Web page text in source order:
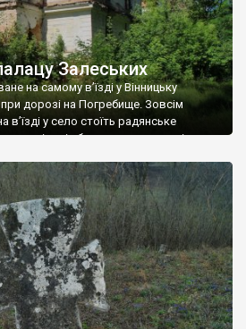
Залеських
на самому в’їзді у Вінницьку
дорозі на Погребище. Зовсім
в’їзді у село стоїть радянське
жінку і яблуню, а трохи далі, десь
колії у траві – […]